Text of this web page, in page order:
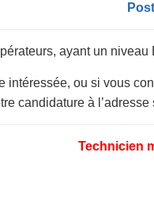
ayant un
intéressée, ou si vous
candidature à l’adresse
Technicien